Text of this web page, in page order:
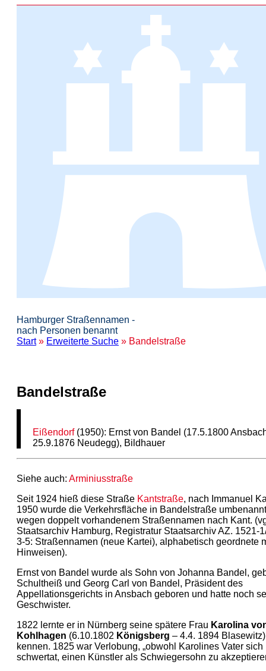
Hamburger Straßennamen -
nach Personen benannt
Start» Erweiterte Suche » Bandelstraße
Bandelstraße
Eißendorf(1950): Ernst von Bandel (17.5.1800
25.9.1876 Neudegg), Bildhauer
Siehe auch: Arminiusstraße
Seit 1924 hieß diese Straße Kantstraße, nach Immanuel
1950 wurde die Verkehrsfläche in Bandelstraße
wegen doppelt vorhandenem Straßennamen nach Kant.
Staatsarchiv Hamburg, Registratur Staatsarchiv AZ. 1521-
3-5: Straßennamen (neue Kartei), alphabetisch geordnete
Hinweisen).
Ernst von Bandel wurde als Sohn von Johanna Bandel,
Schultheiß und Georg Carl von Bandel, Präsident des
Appellationsgerichts in Ansbach geboren und hatte noch
Geschwister.
1822 lernte er in Nürnberg seine spätere Frau Karolina
Kohlhagen (6.10.1802 Königsberg – 4.4. 1894 Blasewitz)
kennen. 1825 war Verlobung, „obwohl Karolines Vater sich
schwertat, einen Künstler als Schwiegersohn zu